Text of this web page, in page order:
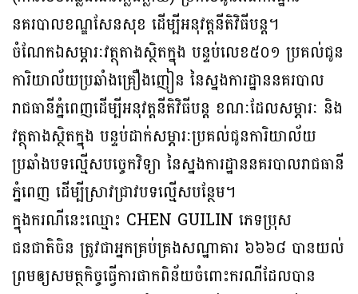
នគរបាលខណ្ឌសែនសុខ ដើម្បីអនុវត្តនីតិវិធីបន្ត។
ចំណែកឯសម្ភារៈវត្ថុតាងស្ថិតក្នុង បន្ទប់លេខ៥០១ ប្រគល់ជូន
ការិយាល័យប្រឆាំងគ្រឿងញៀន នៃស្នងការដ្ឋាននគរបាល
រាជធានីភ្នំពេញដើម្បីអនុវត្តនីតិវិធីបន្ត ខណៈដែលសម្ភារៈ និង
វត្ថុតាងស្ថិតក្នុង បន្ទប់ដាក់សម្ភារៈប្រគល់ជូនការិយាល័យ
ប្រឆាំងបទល្មើសបច្ចេកវិទ្យា នៃស្នងការដ្ឋាននគរបាលរាជធានី
ភ្នំពេញ ដើម្បីស្រាវជ្រាវបទល្មើសបន្ថែម។
ក្នុងករណីនេះឈ្មោះ CHEN GUILIN ភេទប្រុស
ជនជាតិចិន ត្រូវជាអ្នកគ្រប់គ្រងសណ្ឋាគារ ៦៦៦៨ បានយល់
ព្រមឲ្យសមត្ថកិច្ចធ្វើការផាកពិន័យចំពោះករណីដែលបាន